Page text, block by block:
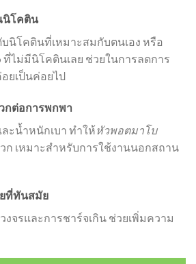
นิโคติน
นิโคตินที่เหมาะสมกับตนเอง หรือ
ที่ไม่มีนิโคตินเลย ช่วยในการลดการ
ยเป็นค่อยไป
กต่อการพกพา
ะน้ำหนักเบา ทำให้หัวพอตมาโบ
ก เหมาะสำหรับการใช้งานนอกสถาน
ที่ทันสมัย
จรและการชาร์จเกิน ช่วยเพิ่มความ